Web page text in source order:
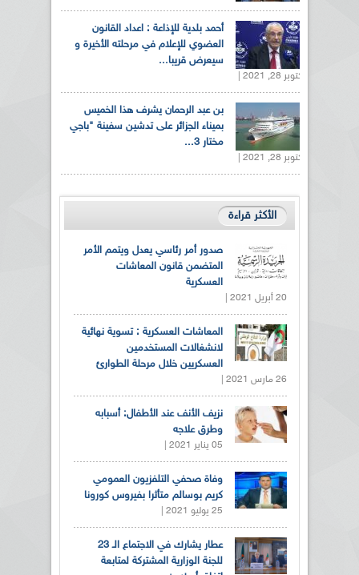
أحمد بلدية للإذاعة : اعداد القانون
العضوي للإعلام في مرحلته الأخيرة و
سيعرض قريبا...
أكتوبر 28, 2021 |
بن عبد الرحمان يشرف هذا الخميس
بميناء الجزائر على تدشين سفينة "باجي
مختار 3...
أكتوبر 28, 2021 |
الأكثر قراءة
صدور أمر رئاسي يعدل ويتمم الأمر
المتضمن قانون المعاشات
العسكرية
20 أبريل 2021 |
المعاشات العسكرية : تسوية نهائية
لانشغالات المستخدمين
العسكريين خلال مرحلة الطوارئ
26 مارس 2021 |
نزيف الأنف عند الأطفال: أسبابه
وطرق علاجه
05 يناير 2021 |
وفاة صحفي التلفزيون العمومي
كريم بوسالم متأثرا بفيروس كورونا
25 يوليو 2021 |
عطار يشارك في الاجتماع الـ 23
للجنة الوزارية المشتركة لمتابعة